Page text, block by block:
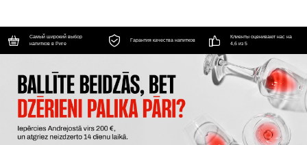
Самый широкий выбор
напитков в Риге
Гарантия качества напитков
Клиенты оценивают нас на
4,6 из 5